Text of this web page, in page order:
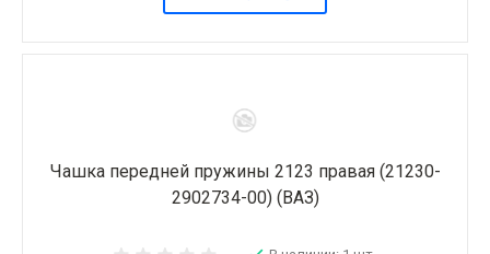
Чашка передней пружины 2123 правая (21230-
2902734-00) (ВАЗ)